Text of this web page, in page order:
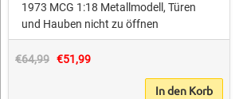
1973 MCG 1:18 Metallmodell, Türen
und Hauben nicht zu öffnen
€64,99 €51,99
In den Korb